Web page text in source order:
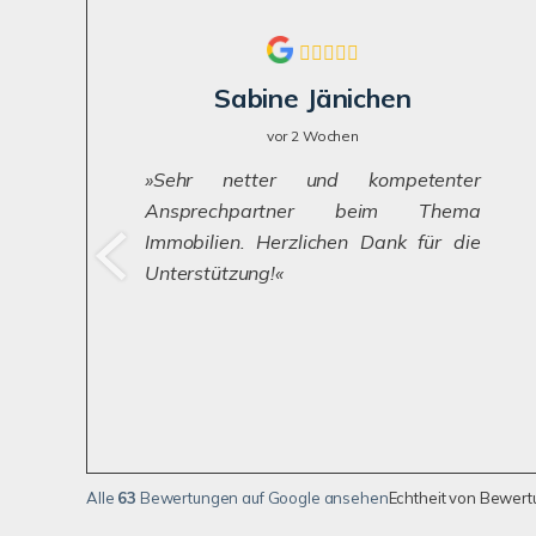
Sabine Jänichen
vor 2 Wochen
Sehr netter und kompetenter
Ansprechpartner beim Thema
Immobilien. Herzlichen Dank für die
Unterstützung!
Alle 63 Bewertungen auf Google ansehenEchtheit von